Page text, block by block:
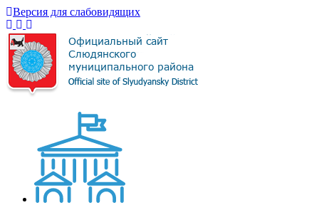
Версия для слабовидящих